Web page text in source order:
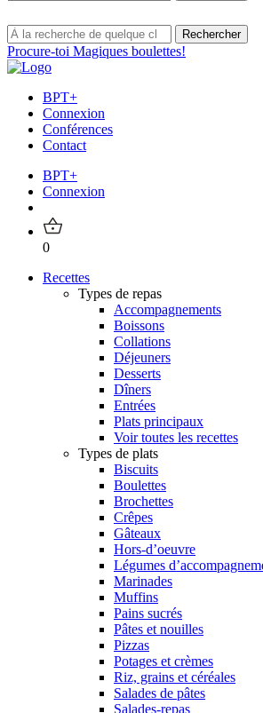
Procure-toi Magiques boulettes!
BPT+
Connexion
Conférences
Contact
BPT+
Connexion
0
Recettes
Types de repas
Accompagnements
Boissons
Collations
Déjeuners
Desserts
Dîners
Entrées
Plats principaux
Voir toutes les recettes
Types de plats
Biscuits
Boulettes
Brochettes
Crêpes
Gâteaux
Hors-d’oeuvre
Légumes
Marinades
Muffins
Pains sucrés
Pâtes et nouilles
Pizzas
Potages et crèmes
Riz, grains et céréales
Salades de pâtes
Salades-repas